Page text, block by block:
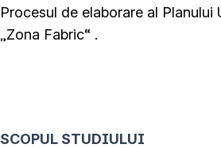
Procesul de elaborare al
„Zona Fabric“ .
SCOPUL STUDIULUI